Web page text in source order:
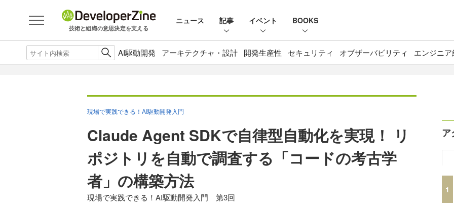
技術と組織の意思決定を支える
ニュース 記事 イベント BOOKS
AI駆動開発 アーキテクチャ・設計 開発生産性 セキュリティ オブザーバビリティ エンジニ
現場で実践できる！AI駆動開発入門
Claude Agent SDKで自律型自動化を実現！ リ
ポジトリを自動で調査する「コードの考古学
者」の構築方法
現場で実践できる！AI駆動開発入門 第3回
ア
1